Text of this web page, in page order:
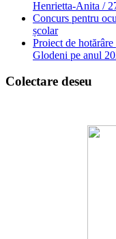
Henrietta-Anita /
Concurs pentru
școlar
Proiect de
Glodeni pe anul
Colectare deseu